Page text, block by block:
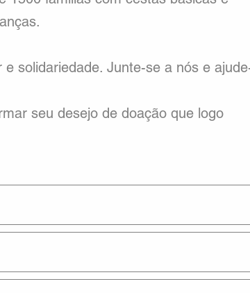
solidariedade. Junte-se a nós e
seu desejo de doação que logo